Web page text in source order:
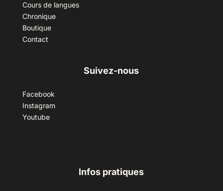
Cours de langues
Chronique
Boutique
Contact
Suivez-nous
Facebook
Instagram
Youtube
Infos pratiques